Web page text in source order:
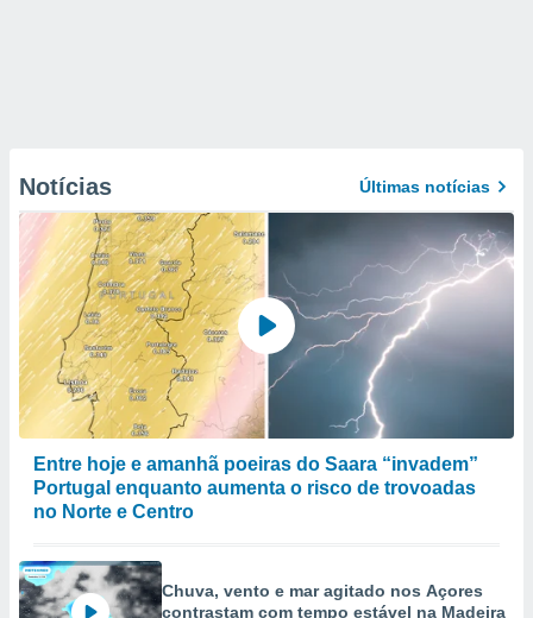
Notícias Últimas notícias
Entre hoje e amanhã poeiras do Saara “invadem”
Portugal enquanto aumenta o risco de trovoadas
no Norte e Centro
Chuva, vento e mar agitado nos Açores
contrastam com tempo estável na Madeira